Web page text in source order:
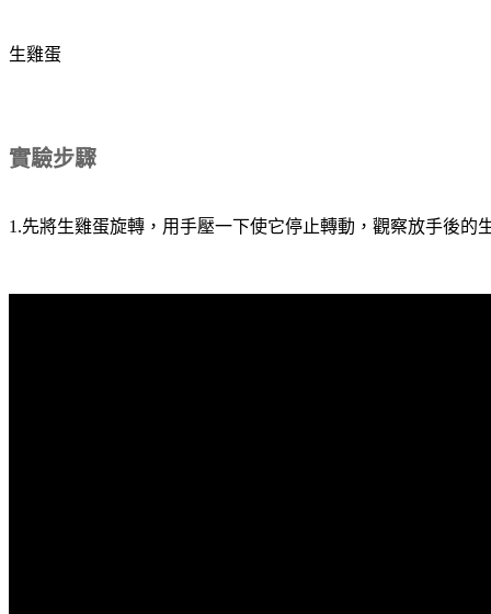
生雞蛋
實驗步驟
1.先將生雞蛋旋轉，用手壓一下使它停止轉動，觀察放手後的